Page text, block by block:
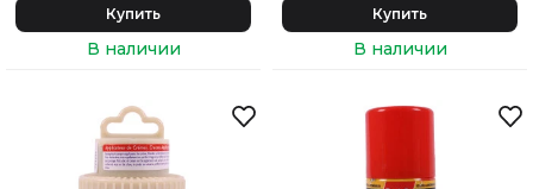
Купить Купить